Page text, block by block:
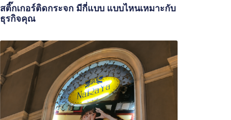
สติ๊กเกอร์ติดกระจก มีกี่แบบ แบบไหนเหมาะกับ
ธุรกิจคุณ